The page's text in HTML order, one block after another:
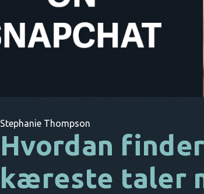
Stephanie Thompson
Hvordan
kæreste taler